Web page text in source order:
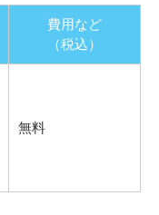
費用など
（税込）
無料